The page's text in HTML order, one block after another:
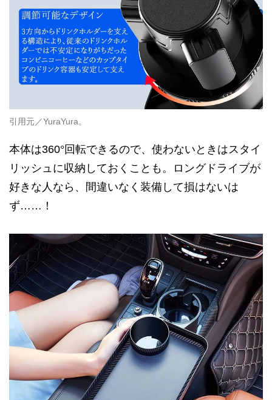
引用元／YuraYura。
本体は360°回転できるので、使わないときはスタイ
リッシュに収納しておくことも。ロングドライブが
好きな人なら、間違いなく装備して損はないは
ず……！